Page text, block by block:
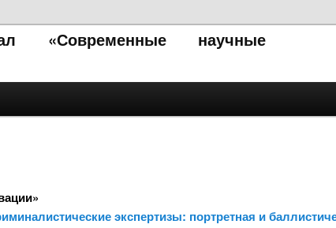
«Современные научные
экспертизы: портретная и